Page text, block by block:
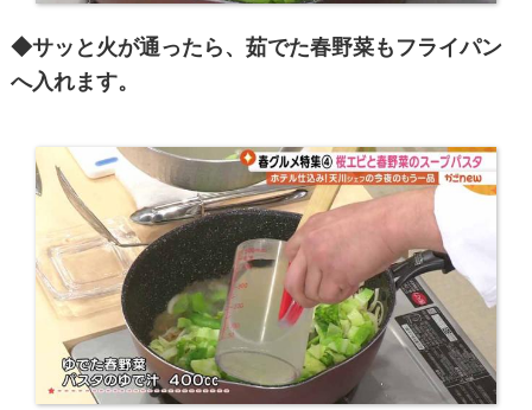
◆サッと火が通ったら、茹でた春野菜もフライパン
へ入れます。